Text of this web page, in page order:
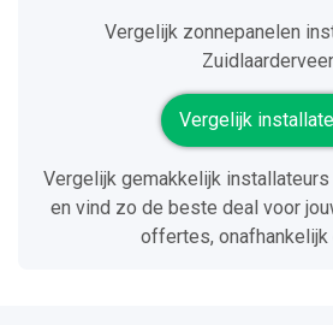
Vergelijk zonnepanelen
Vergelijk
Vergelijk gemakkelijk
en vind zo de beste deal voor
offertes, onafhankelijk